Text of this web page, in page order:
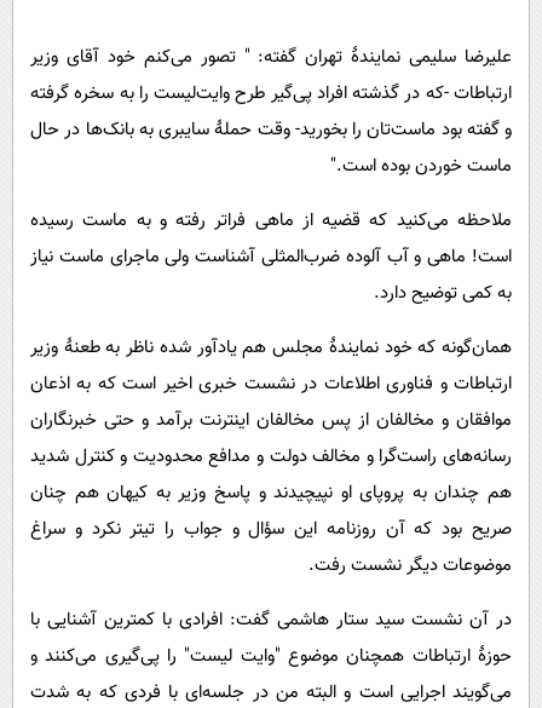
علیرضا سلیمی نمایندۀ تهران گفته: " تصور می‌کنم خود آقای وزیر
ارتباطات -که در گذشته افراد پی‌گیر طرح وایت‌لیست را به سخره گرفته
و گفته بود ماست‌تان را بخورید- وقت حملۀ سایبری به بانک‌ها در حال
ماست خوردن بوده است."
ملاحظه می‌کنید که قضیه از ماهی فراتر رفته و به ماست رسیده
است! ماهی و آب آلوده ضرب‌المثلی آشناست ولی ماجرای ماست نیاز
به کمی توضیح دارد.
همان‌گونه که خود نمایندۀ مجلس هم یادآور شده ناظر به طعنۀ وزیر
ارتباطات و فناوری اطلاعات در نشست خبری اخیر است که به اذعان
موافقان و مخالفان از پس مخالفان اینترنت برآمد و حتی خبرنگاران
رسانه‌های راست‌گرا و مخالف دولت و مدافع محدودیت و کنترل شدید
هم چندان به پروپای او نپیچیدند و پاسخ وزیر به کیهان هم چنان
صریح بود که آن روزنامه این سؤال و جواب را تیتر نکرد و سراغ
موضوعات دیگر نشست رفت.
در آن نشست سید ستار هاشمی گفت: افرادی با کمترین آشنایی با
حوزۀ ارتباطات همچنان موضوع "وایت لیست" را پی‌گیری می‌کنند و
می‌گویند اجرایی است و البته من در جلسه‌ای با فردی که به شدت